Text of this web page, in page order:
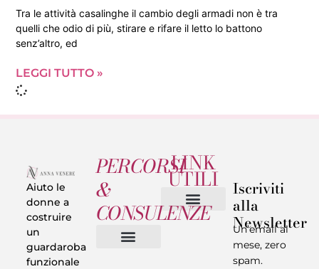
Tra le attività casalinghe il cambio degli armadi non è tra
quelli che odio di più, stirare e rifare il letto lo battono
senz’altro, ed
LEGGI TUTTO »
Aiuto le
donne a
costruire
un
guardaroba
funzionale
PERCORSI
&
CONSULENZE
LINK
UTILI Iscriviti
alla
Newsletter
Un’email al
mese, zero
spam.